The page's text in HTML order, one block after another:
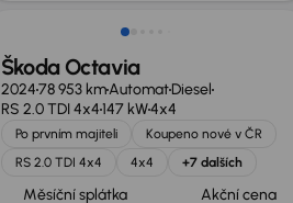
Škoda Octavia
202478 953 kmAutomatDiesel
RS 2.0 TDI 4x4147 kW4x4
Po prvním majiteli
Koupeno nové v ČR
RS 2.0 TDI 4x4
4x4 +7 dalších
Měsíční splátka Akční cena